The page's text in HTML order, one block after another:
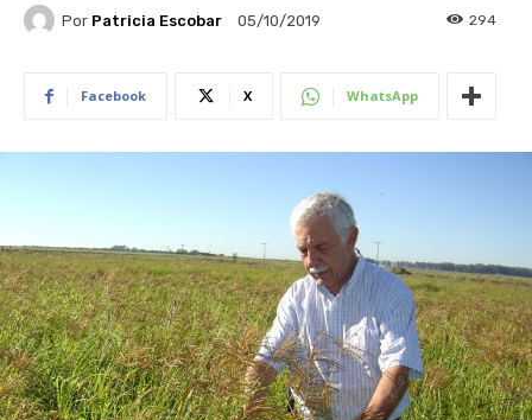
Por Patricia Escobar 05/10/2019 294
Facebook X WhatsApp